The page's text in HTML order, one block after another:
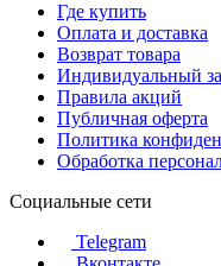
Где купить
Оплата и доставка
Возврат товара
Индивидуальный
Правила акций
Публичная оферта
Политика
Обработка
Социальные сети
Telegram